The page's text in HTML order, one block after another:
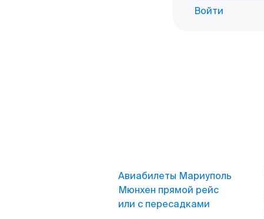
Войти
Авиабилеты Мариуполь
Мюнхен прямой рейс
или с пересадками